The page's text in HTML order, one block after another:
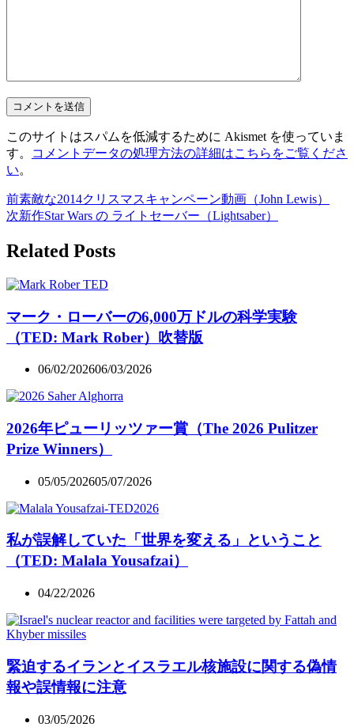
このサイトはスパムを低減するために Akismet を使っていま
す。
コメントデータの処理方法の詳細はこちらをご覧くださ
い。
前素敵な2014クリスマスキャンペーン動画（John Lewis）
次新作Star Wars の ライトセーバー（Lightsaber）
Related Posts
マーク・ローバーの6,000万ドルの科学実験
（TED: Mark Rober）吹替版
06/02/202606/03/2026
2026年ピューリッツァー賞（The 2026 Pulitzer
Prize Winners）
05/05/202605/07/2026
私が誤解していた「世界を変える」ということ
（TED: Malala Yousafzai）
04/22/2026
緊迫するイランとイスラエル核施設に関する偽情
報や誤情報に注意
03/05/2026